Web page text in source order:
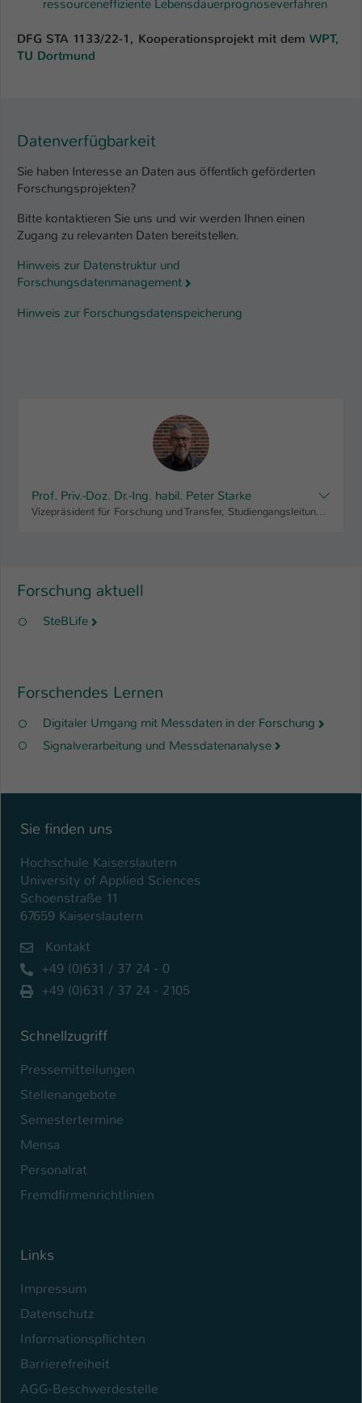
ressourceneffiziente Lebensdauerprognoseverfahren
DFG STA 1133/22-1, Kooperationsprojekt mit dem WPT,
TU Dortmund­
Datenverfügbarkeit
Sie haben Interesse an Daten aus öffentlich geförderten
Forschungsprojekten?
Bitte kontaktieren Sie uns und wir werden Ihnen einen
Zugang zu relevanten Daten bereitstellen.
Hinweis zur Datenstruktur und
Forschungsdatenmanagement
Hinweis zur Forschungsdatenspeicherung
Prof. Priv.-Doz. Dr.-Ing. habil. Peter Starke
Vizepräsident für Forschung und Transfer, Studiengangsleitung "Maschinenbau, Bachelor", Fachbereichsrat AING
Forschung aktuell
SteBLife
Forschendes Lernen
Digitaler Umgang mit Messdaten in der Forschung
Signalverarbeitung und Messdatenanalyse
Sie finden uns
Hochschule Kaiserslautern
University of Applied Sciences
Schoenstraße 11
67659 Kaiserslautern
Kontakt
+49 (0)631 / 37 24 - 0
+49 (0)631 / 37 24 - 2105
Schnellzugriff
Pressemitteilungen
Stellenangebote
Semestertermine
Mensa
Personalrat
Fremdfirmenrichtlinien
Links
Impressum
Datenschutz
Informationspflichten
Barrierefreiheit
AGG-Beschwerdestelle